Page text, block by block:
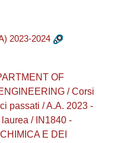
2023-2024
OF
/ Corsi
passati / A.A. 2023 -
/ IN1840 -
E DEI